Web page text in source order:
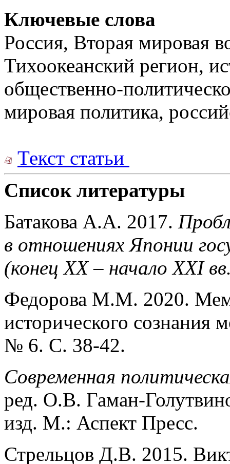
Ключевые слова
Россия, Вторая мировая
Тихоокеанский регион,
общественно-
мировая политика,
Текст статьи
Список литературы
Батакова А.А. 2017.
в отношениях Японии
(конец ХХ – начало ХХI
Федорова М.М. 2020.
исторического сознания
№ 6. С. 38-42.
Современная
ред. О.В. Гаман-
изд. М.: Аспект Пресс.
Стрельцов Д.В. 2015.